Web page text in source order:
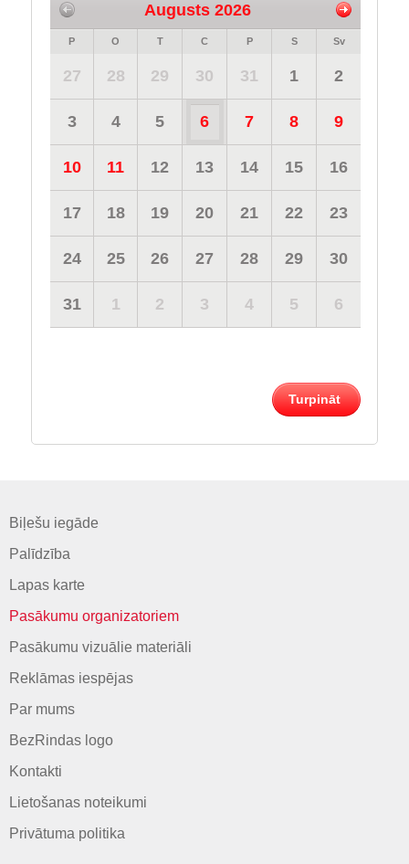
Augusts 2026
P O T C P S Sv
27 28 29 30 31 1 2
3 4 5 6 7 8 9
10 11 12 13 14 15 16
17 18 19 20 21 22 23
24 25 26 27 28 29 30
31 1 2 3 4 5 6
Turpināt
Biļešu iegāde
Palīdzība
Lapas karte
Pasākumu organizatoriem
Pasākumu vizuālie materiāli
Reklāmas iespējas
Par mums
BezRindas logo
Kontakti
Lietošanas noteikumi
Privātuma politika